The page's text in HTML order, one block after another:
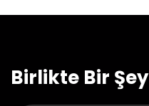
Birlikte Bir